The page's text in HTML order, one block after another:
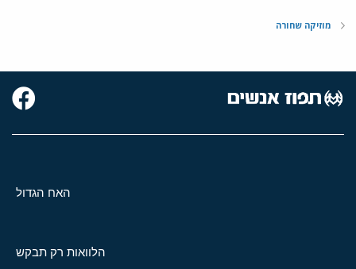
מוזיקה שחורה
האח הגדול
הלוואות רק תבקש